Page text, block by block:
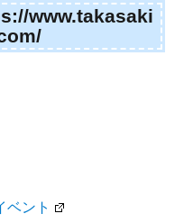
www.takasaki
ベント